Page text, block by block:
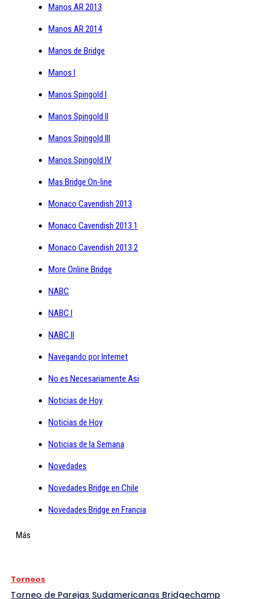
Manos AR 2013
Manos AR 2014
Manos de Bridge
Manos I
Manos Spingold I
Manos Spingold II
Manos Spingold III
Manos Spingold IV
Mas Bridge On-line
Monaco Cavendish 2013
Monaco Cavendish 2013 1
Monaco Cavendish 2013 2
More Online Bridge
NABC
NABC I
NABC II
Navegando por Internet
No es Necesariamente Asi
Noticias de Hoy
Noticias de Hoy
Noticias de la Semana
Novedades
Novedades Bridge en Chile
Novedades Bridge en Francia
Más
Torneos
Torneo de Parejas Sudamericanas Bridgechamp